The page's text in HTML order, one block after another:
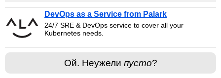
DevOps as a Service from Palark
24/7 SRE & DevOps service to cover all your
Kubernetes needs.
Ой. Неужели пусто?